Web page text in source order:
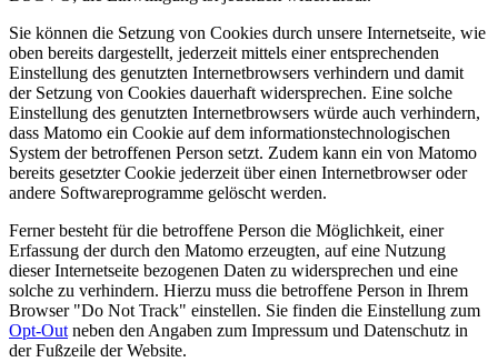
Sie können die Setzung von Cookies durch unsere Internetseite, wie
oben bereits dargestellt, jederzeit mittels einer entsprechenden
Einstellung des genutzten Internetbrowsers verhindern und damit
der Setzung von Cookies dauerhaft widersprechen. Eine solche
Einstellung des genutzten Internetbrowsers würde auch verhindern,
dass Matomo ein Cookie auf dem informationstechnologischen
System der betroffenen Person setzt. Zudem kann ein von Matomo
bereits gesetzter Cookie jederzeit über einen Internetbrowser oder
andere Softwareprogramme gelöscht werden.
Ferner besteht für die betroffene Person die Möglichkeit, einer
Erfassung der durch den Matomo erzeugten, auf eine Nutzung
dieser Internetseite bezogenen Daten zu widersprechen und eine
solche zu verhindern. Hierzu muss die betroffene Person in Ihrem
Browser "Do Not Track" einstellen. Sie finden die Einstellung zum
Opt-Out neben den Angaben zum Impressum und Datenschutz in
der Fußzeile der Website.